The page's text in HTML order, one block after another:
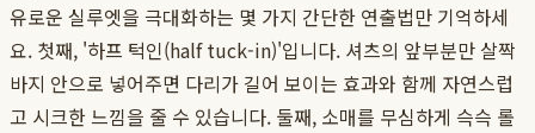
유로운 실루엣을 극대화하는 몇 가지 간단한 연출법만 기억하세
요. 첫째, '하프 턱인(half tuck-in)'입니다. 셔츠의 앞부분만 살짝
바지 안으로 넣어주면 다리가 길어 보이는 효과와 함께 자연스럽
고 시크한 느낌을 줄 수 있습니다. 둘째, 소매를 무심하게 슥슥 롤